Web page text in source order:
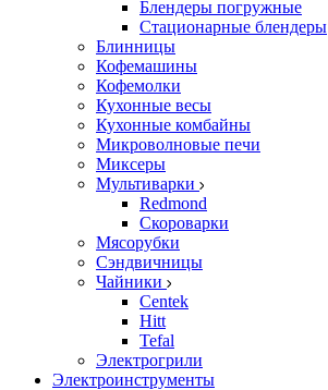
Блендеры погружные
Стационарные блендеры
Блинницы
Кофемашины
Кофемолки
Кухонные весы
Кухонные комбайны
Микроволновые печи
Миксеры
Мультиварки
Redmond
Скороварки
Мясорубки
Сэндвичницы
Чайники
Centek
Hitt
Tefal
Электрогрили
Электроинструменты